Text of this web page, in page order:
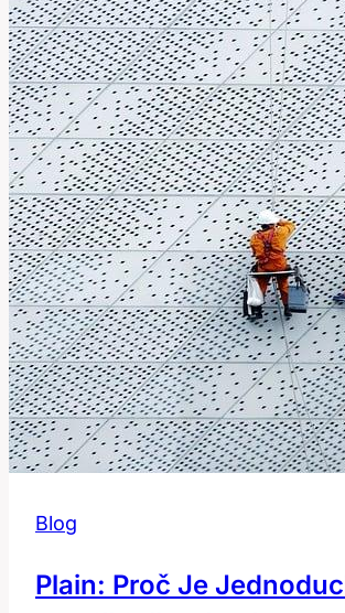
Blog
Plain: Proč Je